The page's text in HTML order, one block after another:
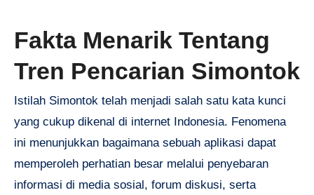
Fakta Menarik Tentang
Tren Pencarian Simontok
Istilah Simontok telah menjadi salah satu kata kunci
yang cukup dikenal di internet Indonesia. Fenomena
ini menunjukkan bagaimana sebuah aplikasi dapat
memperoleh perhatian besar melalui penyebaran
informasi di media sosial, forum diskusi, serta